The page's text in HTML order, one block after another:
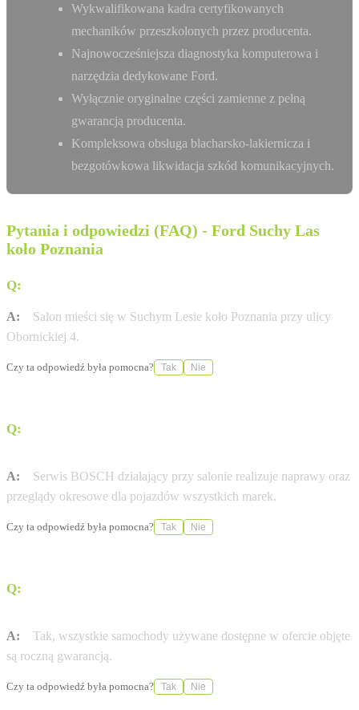
Wykwalifikowana kadra certyfikowanych
mechaników przeszkolonych przez producenta.
Najnowocześniejsza diagnostyka komputerowa i
narzędzia dedykowane Ford.
Wyłącznie oryginalne części zamienne z pełną
gwarancją producenta.
Kompleksowa obsługa blacharsko-lakiernicza i
bezgotówkowa likwidacja szkód komunikacyjnych.
Pytania i odpowiedzi (FAQ) - Ford Suchy Las
koło Poznania
Q:
A:
Salon mieści się w Suchym Lesie koło Poznania przy ulicy
Obornickiej 4.
Czy ta odpowiedź była pomocna? Tak Nie
Q:
A:
Serwis BOSCH działający przy salonie realizuje naprawy oraz
przeglądy okresowe dla pojazdów wszystkich marek.
Czy ta odpowiedź była pomocna? Tak Nie
Q:
A:
Tak, wszystkie samochody używane dostępne w ofercie objęte
są roczną gwarancją.
Czy ta odpowiedź była pomocna? Tak Nie